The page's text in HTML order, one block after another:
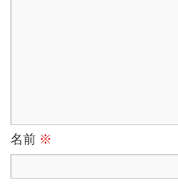
名前 ※